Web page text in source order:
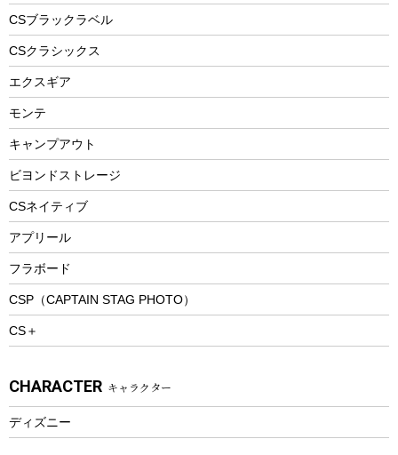
フードボトル
トレー
ランチョンマット
ランチボックス
ツール、他
アクセサリー
フローティングベスト
ヘルメット
エアーポンプ
ビーチテント
ウィンター
スノーシュー
防寒ウェア
トレッキング
トレッキングアクセサリー
プレイグッズ
ウェルネス
ウェア、タオル
ウェア
CSブラックラベル
CSクラシックス
エクスギア
モンテ
キャンプアウト
ビヨンドストレージ
CSネイティブ
アプリール
フラボード
CSP（CAPTAIN STAG PHOTO）
CS＋
CHARACTER キャラクター
ディズニー